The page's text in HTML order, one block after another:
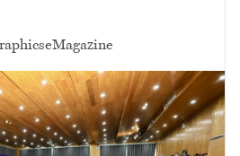
eMagazine